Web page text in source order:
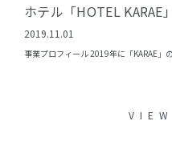
ホテル「HOTEL KARAE」
2019.11.01
事業プロフィール 2019年に「KARAE